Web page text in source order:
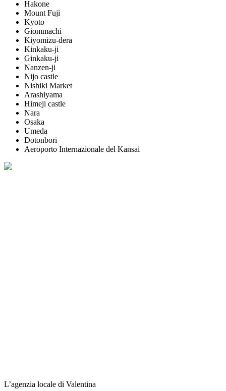
Hakone
Mount Fuji
Kyoto
Giommachi
Kiyomizu-dera
Kinkaku-ji
Ginkaku-ji
Nanzen-ji
Nijo castle
Nishiki Market
Arashiyama
Himeji castle
Nara
Osaka
Umeda
Dōtonbori
Aeroporto Internazionale del Kansai
L’agenzia locale di Valentina